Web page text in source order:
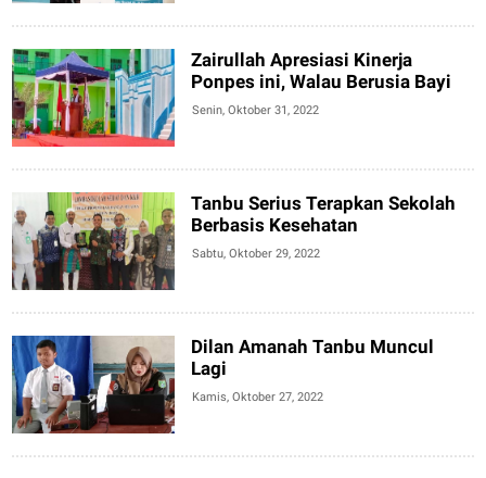
Zairullah Apresiasi Kinerja
Ponpes ini, Walau Berusia Bayi
Senin, Oktober 31, 2022
Tanbu Serius Terapkan Sekolah
Berbasis Kesehatan
Sabtu, Oktober 29, 2022
Dilan Amanah Tanbu Muncul
Lagi
Kamis, Oktober 27, 2022